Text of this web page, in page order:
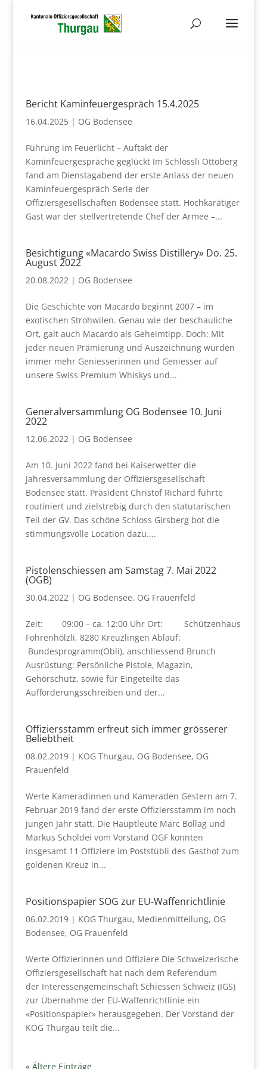
Bericht Kaminfeuergespräch 15.4.2025
16.04.2025| OG Bodensee
Führung im Feuerlicht – Auftakt der
Kaminfeuergespräche geglückt Im Schlössli Ottoberg
fand am Dienstagabend der erste Anlass der neuen
Kaminfeuergespräch-Serie der
Offiziersgesellschaften Bodensee statt. Hochkarätiger
Gast war der stellvertretende Chef der Armee –...
Besichtigung «Macardo Swiss Distillery» Do. 25.
August 2022
20.08.2022| OG Bodensee
Die Geschichte von Macardo beginnt 2007 – im
exotischen Strohwilen. Genau wie der beschauliche
Ort, galt auch Macardo als Geheimtipp. Doch: Mit
jeder neuen Prämierung und Auszeichnung wurden
immer mehr Geniesserinnen und Geniesser auf
unsere Swiss Premium Whiskys und...
Generalversammlung OG Bodensee 10. Juni
2022
12.06.2022| OG Bodensee
Am 10. Juni 2022 fand bei Kaiserwetter die
Jahresversammlung der Offiziersgesellschaft
Bodensee statt. Präsident Christof Richard führte
routiniert und zielstrebig durch den statutarischen
Teil der GV. Das schöne Schloss Girsberg bot die
stimmungsvolle Location dazu....
Pistolenschiessen am Samstag 7. Mai 2022
(OGB)
30.04.2022| OG Bodensee, OG Frauenfeld
Zeit: 09:00 – ca. 12:00 Uhr Ort: Schützenhaus
Fohrenhölzli, 8280 Kreuzlingen Ablauf:
Bundesprogramm(Obli), anschliessend Brunch
Ausrüstung: Persönliche Pistole, Magazin,
Gehörschutz, sowie für Eingeteilte das
Aufforderungsschreiben und der...
Offiziersstamm erfreut sich immer grösserer
Beliebtheit
08.02.2019| KOG Thurgau, OG Bodensee, OG
Frauenfeld
Werte Kameradinnen und Kameraden Gestern am 7.
Februar 2019 fand der erste Offiziersstamm im noch
jungen Jahr statt. Die Hauptleute Marc Bollag und
Markus Scholdei vom Vorstand OGF konnten
insgesamt 11 Offiziere im Poststübli des Gasthof zum
goldenen Kreuz in...
Positionspapier SOG zur EU-Waffenrichtlinie
06.02.2019| KOG Thurgau, Medienmitteilung, OG
Bodensee, OG Frauenfeld
Werte Offizierinnen und Offiziere Die Schweizerische
Offiziersgesellschaft hat nach dem Referendum
der Interessengemeinschaft Schiessen Schweiz (IGS)
zur Übernahme der EU-Waffenrichtlinie ein
«Positionspapier» herausgegeben. Der Vorstand der
KOG Thurgau teilt die...
« Ältere Einträge